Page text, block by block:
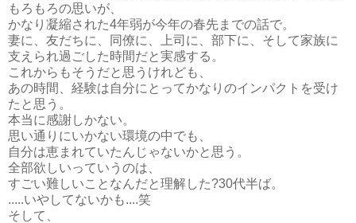
もろもろの思いが、
かなり凝縮された4年弱が今年の春先までの話で。
妻に、友だちに、同僚に、上司に、部下に、そして家族に
支えられ過ごした時間だと実感する。
これからもそうだと思うけれども、
あの時間、経験は自分にとってかなりのインパクトを受け
たと思う。
本当に感謝しかない。
思い通りにいかない環境の中でも、
自分は恵まれていたんじゃないかと思う。
全部欲しいっていうのは、
すごい難しいことなんだと理解した?30代半ば。
.....いやしてないかも....笑
そして、